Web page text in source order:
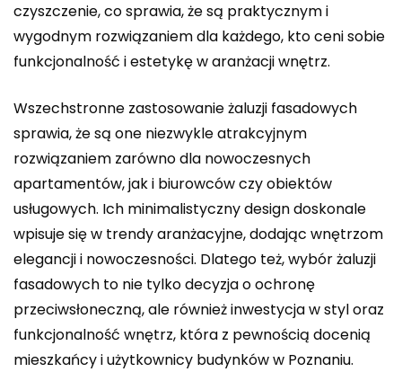
czyszczenie, co sprawia, że są praktycznym i
wygodnym rozwiązaniem dla każdego, kto ceni sobie
funkcjonalność i estetykę w aranżacji wnętrz.
Wszechstronne zastosowanie żaluzji fasadowych
sprawia, że są one niezwykle atrakcyjnym
rozwiązaniem zarówno dla nowoczesnych
apartamentów, jak i biurowców czy obiektów
usługowych. Ich minimalistyczny design doskonale
wpisuje się w trendy aranżacyjne, dodając wnętrzom
elegancji i nowoczesności. Dlatego też, wybór żaluzji
fasadowych to nie tylko decyzja o ochronę
przeciwsłoneczną, ale również inwestycja w styl oraz
funkcjonalność wnętrz, która z pewnością docenią
mieszkańcy i użytkownicy budynków w Poznaniu.